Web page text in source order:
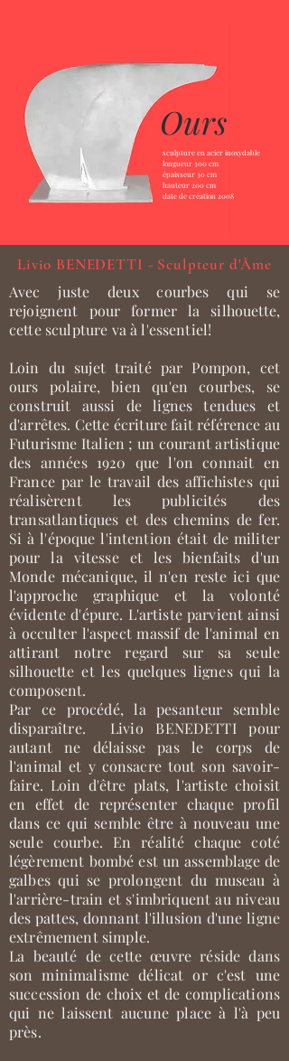
Ours
sculpture en acier inoxydable
longueur 300 cm
épaisseur 30 cm
hauteur 200 cm
date de création 2008
Livio BENEDETTI - Sculpteur d'Âme
Avec juste deux courbes qui se
rejoignent pour former la silhouette,
cette sculpture va à l'essentiel!
Loin du sujet traité par Pompon, cet
ours polaire, bien qu'en courbes, se
construit aussi de lignes tendues et
d'arrêtes. Cette écriture fait référence au
Futurisme Italien ; un courant artistique
des années 1920 que l'on connait en
France par le travail des affichistes qui
réalisèrent les publicités des
transatlantiques et des chemins de fer.
Si à l'époque l'intention était de militer
pour la vitesse et les bienfaits d'un
Monde mécanique, il n'en reste ici que
l'approche graphique et la volonté
évidente d'épure. L'artiste parvient ainsi
à occulter l'aspect massif de l'animal en
attirant notre regard sur sa seule
silhouette et les quelques lignes qui la
composent.
Par ce procédé, la pesanteur semble
disparaître. Livio BENEDETTI pour
autant ne délaisse pas le corps de
l'animal et y consacre tout son savoir-
faire. Loin d'être plats, l'artiste choisit
en effet de représenter chaque profil
dans ce qui semble être à nouveau une
seule courbe. En réalité chaque coté
légèrement bombé est un assemblage de
galbes qui se prolongent du museau à
l'arrière-train et s'imbriquent au niveau
des pattes, donnant l'illusion d'une ligne
extrêmement simple.
La beauté de cette œuvre réside dans
son minimalisme délicat or c'est une
succession de choix et de complications
qui ne laissent aucune place à l'à peu
près.